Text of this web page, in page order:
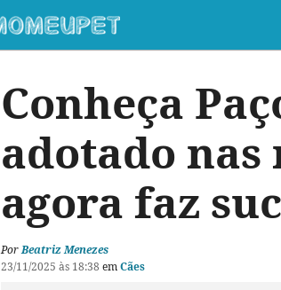
Conheça
adotado
agora faz
PorBeatriz Menezes
23/11/2025 às 18:38 emCães